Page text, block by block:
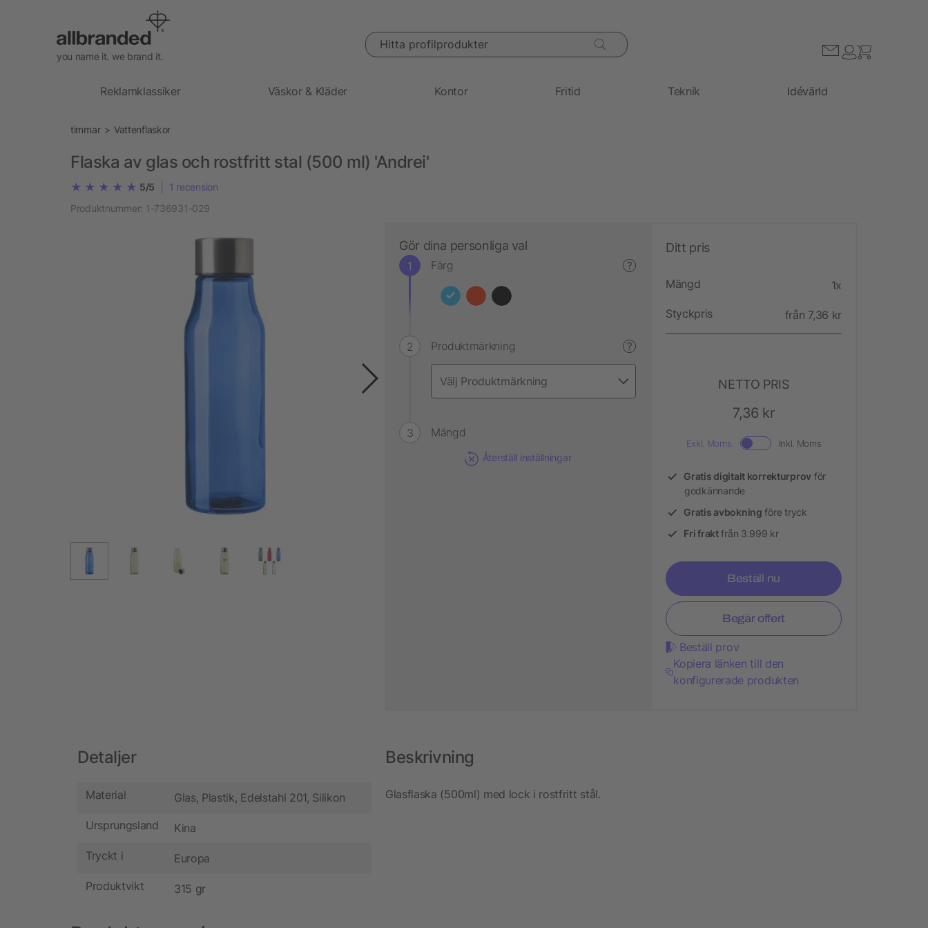
you name it. we brand it.
Hitta profilprodukter
Reklamklassiker Väskor & Kläder Kontor Fritid Teknik Idévärld
timmar Vattenflaskor
Flaska av glas och rostfritt stal (500 ml) 'Andrei'
5/5 1 recension
Produktnummer: 1-736931-029
Gör dina personliga val
Färg ?
Produktmärkning ?
Mängd
Återställ inställningar
Ditt pris
Mängd 1x
Styckpris från 7,36 kr
NETTO PRIS
7,36 kr
Exkl. Moms. Inkl. Moms
Gratis digitalt korrekturprov för
godkännande
Gratis avbokning före tryck
Fri fraktfrån 3.999 kr
Beställ nu
Begär offert
Beställ prov
Kopiera länken till den
konfigurerade produkten
Detaljer
Material Glas, Plastik, Edelstahl 201, Silikon
Ursprungsland Kina
Tryckt i Europa
Produktvikt 315 gr
Beskrivning
Glasflaska (500ml) med lock i rostfritt stål.